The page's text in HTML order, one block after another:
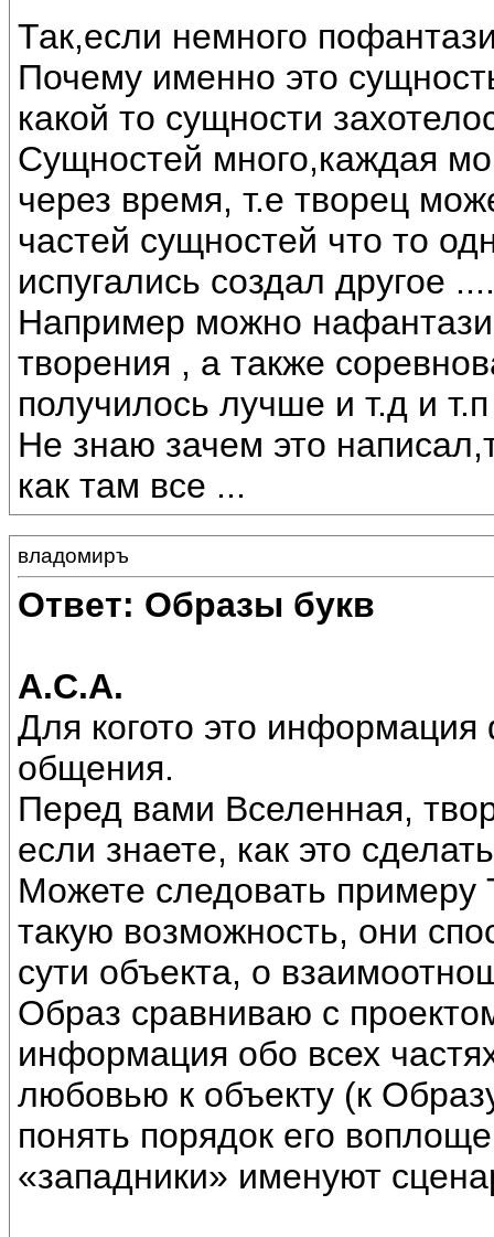
Так,если немного
Почему именно это
какой то сущности
Сущностей много,каждая
через время, т.е творец
частей сущностей что то
испугались создал другое
Например можно
творения , а также
получилось лучше и т.д и т.п
Не знаю зачем это
как там все ...
владомиръ
Ответ: Образы букв
А.С.А.
Для когото это информация
общения.
Перед вами Вселенная,
если знаете, как это
Можете следовать
такую возможность, они
сути объекта, о
Образ сравниваю с
информация обо всех
любовью к объекту (к
понять порядок его
«западники» именуют